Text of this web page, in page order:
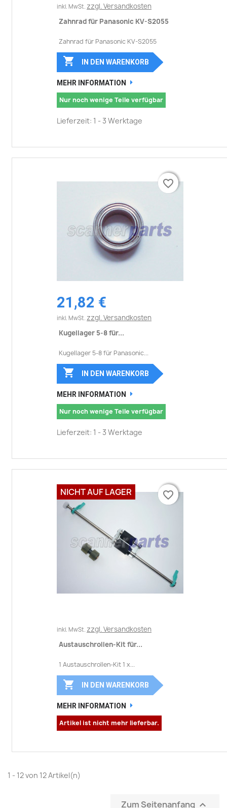
inkl. MwSt. zzgl. Versandkosten
Zahnrad für Panasonic KV-S2055
Zahnrad für Panasonic KV-S2055
 IN DEN WARENKORB
MEHR INFORMATION
Nur noch wenige Teile verfügbar
Lieferzeit: 1 - 3 Werktage
21,82 €
inkl. MwSt. zzgl. Versandkosten
Kugellager 5-8 für...
Kugellager 5-8 für Panasonic...
favorite_border
 IN DEN WARENKORB
MEHR INFORMATION
Nur noch wenige Teile verfügbar
Lieferzeit: 1 - 3 Werktage
favorite_border
inkl. MwSt. zzgl. Versandkosten
Austauschrollen-Kit für...
1 Austauschrollen-Kit 1 x...
favorite_border
 IN DEN WARENKORB
MEHR INFORMATION
Artikel ist nicht mehr lieferbar.
NICHT AUF LAGER favorite_border
1 - 12 von 12 Artikel(n)
Zum Seitenanfang 